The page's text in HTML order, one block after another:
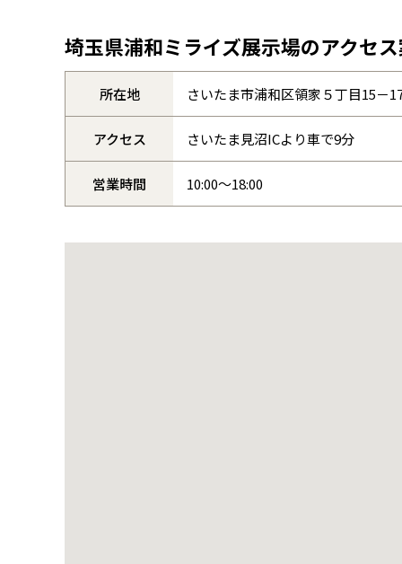
埼玉県浦和ミライズ展示場のアクセ
所在地 さいたま市浦和区領家５丁目15－
アクセス さいたま見沼ICより車で9分
営業時間 10:00〜18:00
趣味
好き
特技
趣味
保有
趣味
保有